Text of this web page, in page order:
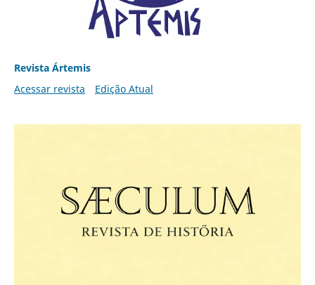
Revista Ártemis
Acessar revista
Edição Atual